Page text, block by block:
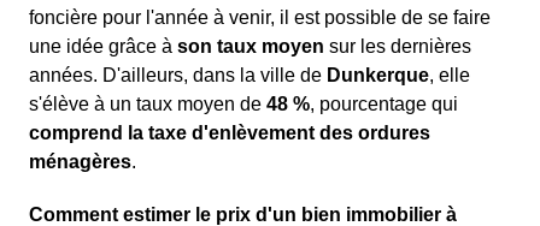
foncière pour l'année à venir, il est possible de se faire
une idée grâce à son taux moyen sur les dernières
années. D'ailleurs, dans la ville de Dunkerque, elle
s'élève à un taux moyen de 48 %, pourcentage qui
comprend la taxe d'enlèvement des ordures
ménagères.
Comment estimer le prix d'un bien immobilier à